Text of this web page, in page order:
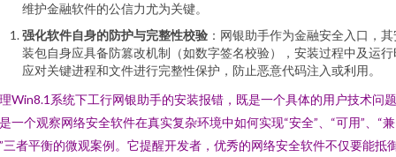
维护金融软件的公信力尤为关键。
强化软件自身的防护与完整性校验 ：网银助手作为金融安全入口，
装包自身应具备防篡改机制（如数字签名校验），安装过程中及运行
应对关键进程和文件进行完整性保护，防止恶意代码注入或利用。
Win8.1系统下工行网银助手的安装报错，既是一个具体的用户技术问
一个观察网络安全软件在真实复杂环境中如何实现“安全”、“可用”、“兼
三者平衡的微观案例。它提醒开发者，优秀的网络安全软件不仅要能抵